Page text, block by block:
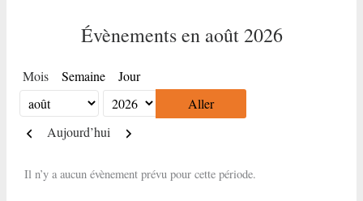
Évènements en août 2026
Mois Semaine Jour
Mois
Année
Précédent
Aujourd’hui Suivant
Il n’y a aucun évènement prévu pour cette période.